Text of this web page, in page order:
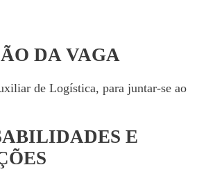
DA VAGA
de Logística, para juntar-se ao
E